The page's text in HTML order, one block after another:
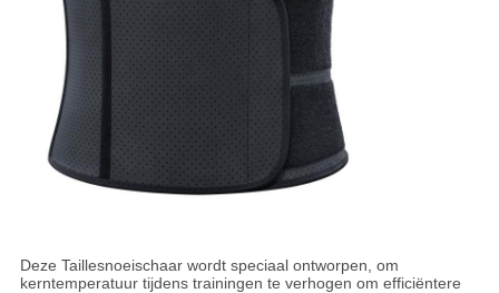
Deze Taillesnoeischaar wordt speciaal ontworpen, om
kerntemperatuur tijdens trainingen te verhogen om efficiëntere